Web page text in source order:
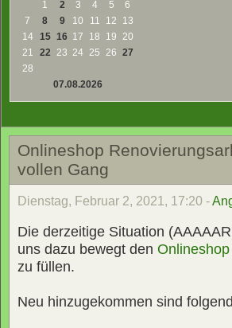
1
2 3 4 5
6
7
8 9 10 11 12
13
14
15 16 17 18 19 20
21
22 23 24 25 26 27
28
07.08.2026
Onlineshop
vollen Gang
Dienstag, Februar 2, 2021, 17:20 -
Die derzeitige Situation
uns dazu bewegt den Onlineshop
zu füllen.
Neu hinzugekommen sind